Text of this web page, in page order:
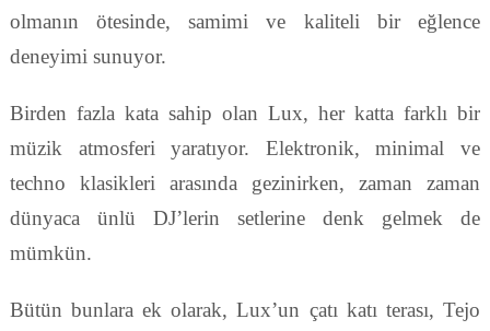
olmanın ötesinde, samimi ve kaliteli bir eğlence
deneyimi sunuyor.
Birden fazla kata sahip olan Lux, her katta farklı bir
müzik atmosferi yaratıyor. Elektronik, minimal ve
techno klasikleri arasında gezinirken, zaman zaman
dünyaca ünlü DJ’lerin setlerine denk gelmek de
mümkün.
Bütün bunlara ek olarak, Lux’un çatı katı terası, Tejo